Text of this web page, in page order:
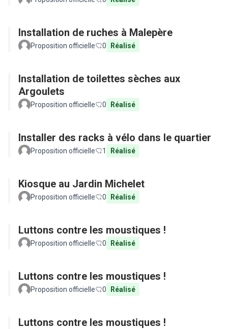
Installation de ruches à Malepère
Proposition officielle 0 Réalisé
Installation de toilettes sèches aux
Argoulets
Proposition officielle 0 Réalisé
Installer des racks à vélo dans le quartier
Proposition officielle 1 Réalisé
Kiosque au Jardin Michelet
Proposition officielle 0 Réalisé
Luttons contre les moustiques !
Proposition officielle 0 Réalisé
Luttons contre les moustiques !
Proposition officielle 0 Réalisé
Luttons contre les moustiques !